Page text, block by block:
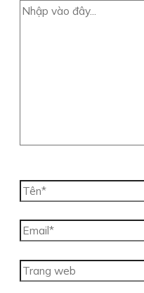
Nhập
Tên*
Email*
Trang
web